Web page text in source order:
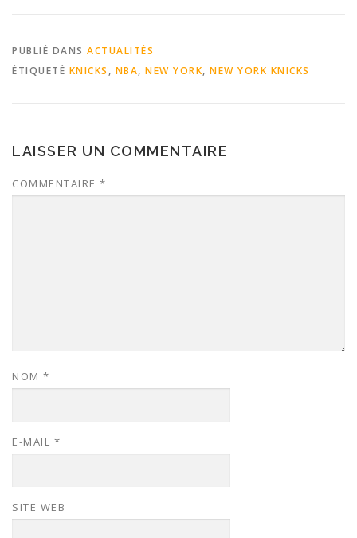
PUBLIÉ DANS ACTUALITÉS
ÉTIQUETÉ KNICKS , NBA, NEW YORK, NEW YORK KNICKS
LAISSER UN COMMENTAIRE
COMMENTAIRE *
NOM *
E-MAIL *
SITE WEB